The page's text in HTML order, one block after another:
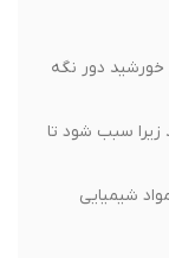
دور نگه
سبب شود تا